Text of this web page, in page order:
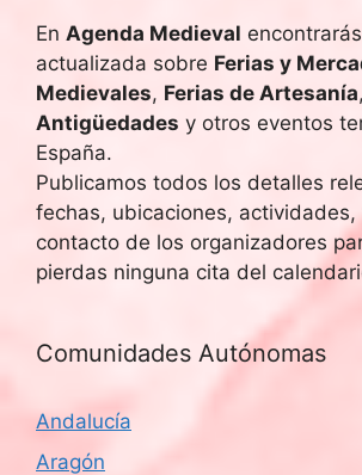
En Agenda Medieval
actualizada sobre Ferias y
Medievales, Ferias de Artesanía,
Antigüedades y otros eventos
España.
Publicamos todos los detalles
fechas, ubicaciones,
contacto de los organizadores
pierdas ninguna cita del
Comunidades Autónomas
Andalucía
Aragón